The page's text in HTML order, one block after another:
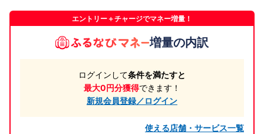
エントリー＋チャージでマネー増量！
増量の内訳
ログインして条件を満たすと
最大0円分獲得できます！
新規会員登録／ログイン
使える店舗・サービス一覧